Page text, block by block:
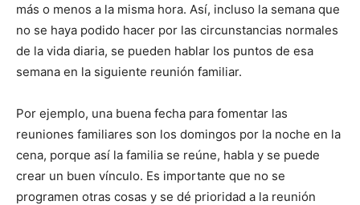
más o menos a la misma hora. Así, incluso la semana que
no se haya podido hacer por las circunstancias normales
de la vida diaria, se pueden hablar los puntos de esa
semana en la siguiente reunión familiar.
Por ejemplo, una buena fecha para fomentar las
reuniones familiares son los domingos por la noche en la
cena, porque así la familia se reúne, habla y se puede
crear un buen vínculo. Es importante que no se
programen otras cosas y se dé prioridad a la reunión